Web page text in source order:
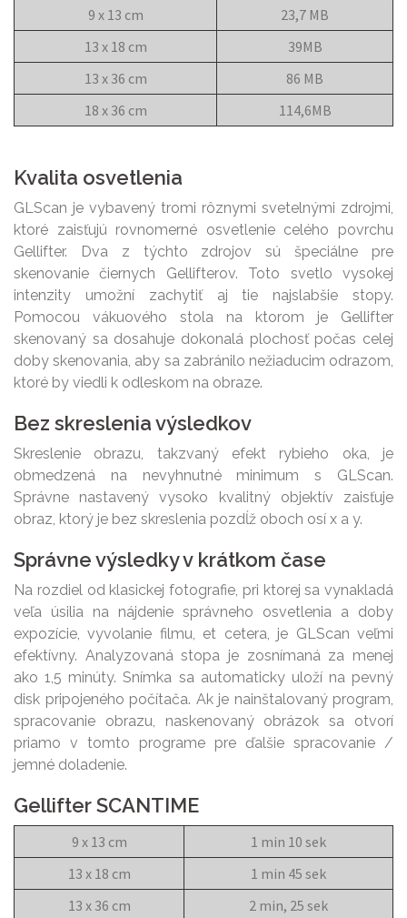
9 x 13 cm
23,7 MB
13 x 18 cm
39MB
13 x 36 cm
86 MB
18 x 36 cm
114,6MB
Kvalita osvetlenia
GLScan je vybavený tromi rôznymi svetelnými zdrojmi,
ktoré zaisťujú rovnomerné osvetlenie celého povrchu
Gellifter. Dva z týchto zdrojov sú špeciálne pre
skenovanie čiernych Gellifterov. Toto svetlo vysokej
intenzity umožní zachytiť aj tie najslabšie stopy.
Pomocou vákuového stola na ktorom je Gellifter
skenovaný sa dosahuje dokonalá plochosť počas celej
doby skenovania, aby sa zabránilo nežiaducim odrazom,
ktoré by viedli k odleskom na obraze.
Bez skreslenia výsledkov
Skreslenie obrazu, takzvaný efekt rybieho oka, je
obmedzená na nevyhnutné minimum s GLScan.
Správne nastavený vysoko kvalitný objektív zaisťuje
obraz, ktorý je bez skreslenia pozdĺž oboch osí x a y.
Správne výsledky v krátkom čase
Na rozdiel od klasickej fotografie, pri ktorej sa vynakladá
veľa úsilia na nájdenie správneho osvetlenia a doby
expozície, vyvolanie filmu, et cetera, je GLScan veľmi
efektívny. Analyzovaná stopa je zosnímaná za menej
ako 1,5 minúty. Snímka sa automaticky uloží na pevný
disk pripojeného počítača. Ak je nainštalovaný program,
spracovanie obrazu, naskenovaný obrázok sa otvorí
priamo v tomto programe pre ďalšie spracovanie /
jemné doladenie.
Gellifter SCANTIME
9 x 13 cm
1 min 10 sek
13 x 18 cm
1 min 45 sek
13 x 36 cm
2 min, 25 sek